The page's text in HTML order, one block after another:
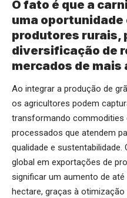
O fato é que a
uma
produtores rurais,
diversificação de
mercados de mais
Ao integrar a produção de
os agricultores podem
transformando commodities
processados que atendem
qualidade e
global em exportações de
significar um aumento de até
hectare, graças à